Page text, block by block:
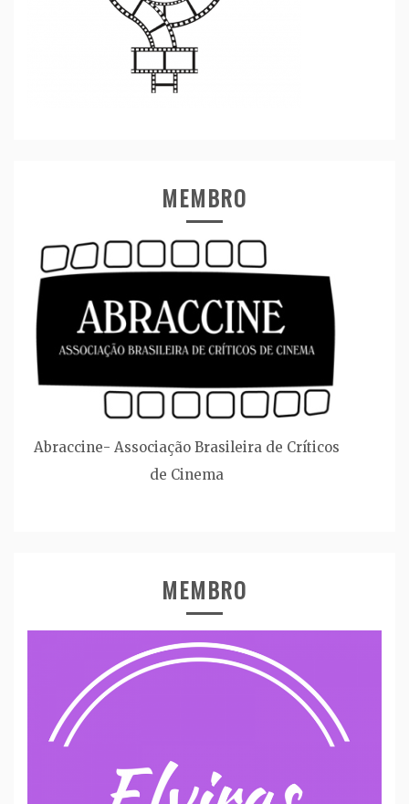
MEMBRO
Abraccine- Associação Brasileira de Críticos
de Cinema
MEMBRO